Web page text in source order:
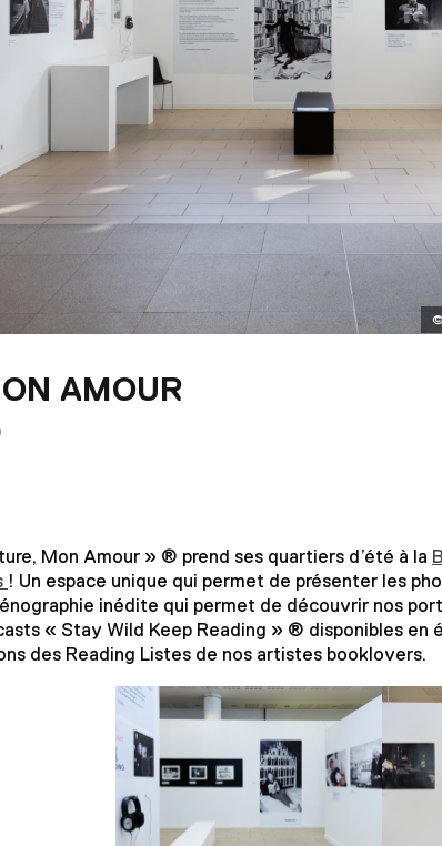
AMOUR
Mon Amour » ® prend ses quartiers d’été à la
! Un espace unique qui permet de présenter les
inédite qui permet de découvrir nos
« Stay Wild Keep Reading » ® disponibles en
des Reading Listes de nos artistes booklovers.